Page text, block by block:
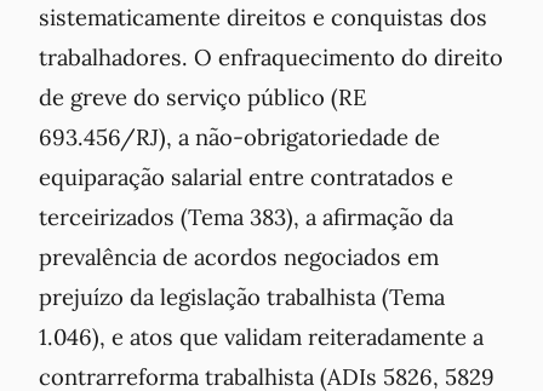
sistematicamente direitos e conquistas dos
trabalhadores. O enfraquecimento do direito
de greve do serviço público (RE
693.456/RJ), a não-obrigatoriedade de
equiparação salarial entre contratados e
terceirizados (Tema 383), a afirmação da
prevalência de acordos negociados em
prejuízo da legislação trabalhista (Tema
1.046), e atos que validam reiteradamente a
contrarreforma trabalhista (ADIs 5826, 5829